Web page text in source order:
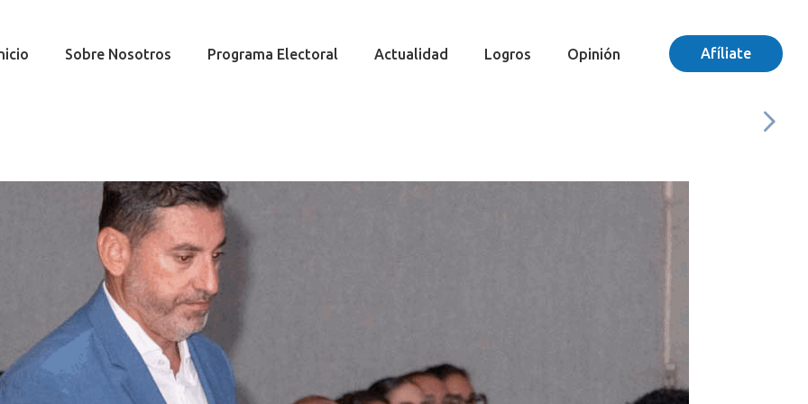
Sobre Nosotros Programa Electoral Actualidad Logros Opinión Afíliate